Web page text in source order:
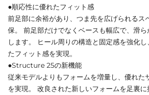
●順応性に優れたフィット感
前足部に余裕があり、つま先を広げられるス
保。 前足部だけでなくベースも幅広で、滑
します。 ヒール周りの構造と固定感を強化
たフィット感を実現。
●Structure 25の新機能
従来モデルよりもフォームを増量し、優れた
を実現。 改良された新しいフォームを足裏